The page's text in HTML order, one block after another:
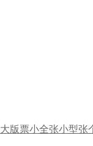
大版票小全张小型张